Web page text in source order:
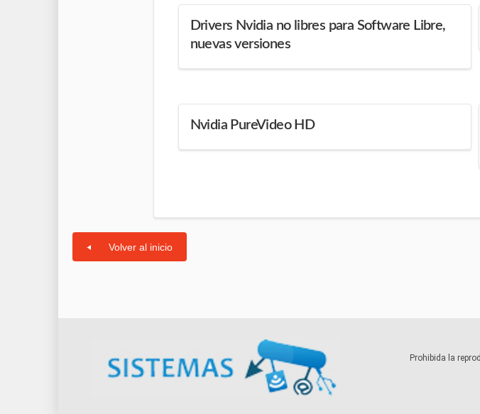
Drivers Nvidia no libres para Software Libre,
nuevas versiones
Nvidia PureVideo HD
Volver al inicio
Prohibida la